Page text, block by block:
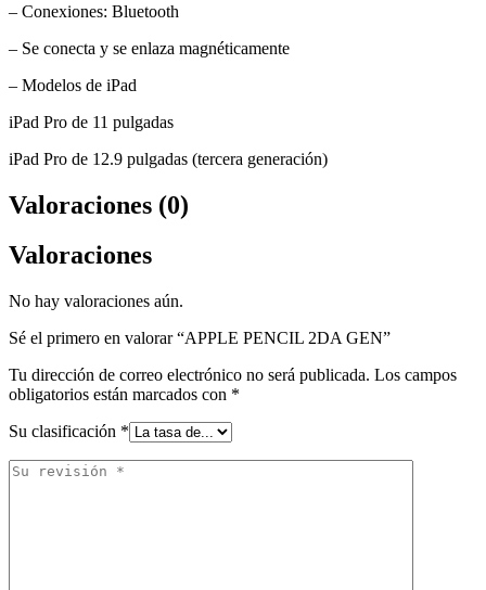
– Conexiones: Bluetooth
– Se conecta y se enlaza magnéticamente
– Modelos de iPad
iPad Pro de 11 pulgadas
iPad Pro de 12.9 pulgadas (tercera generación)
Valoraciones (0)
Valoraciones
No hay valoraciones aún.
Sé el primero en valorar “APPLE PENCIL 2DA GEN”
Tu dirección de correo electrónico no será publicada. Los campos
obligatorios están marcados con *
Su clasificación *